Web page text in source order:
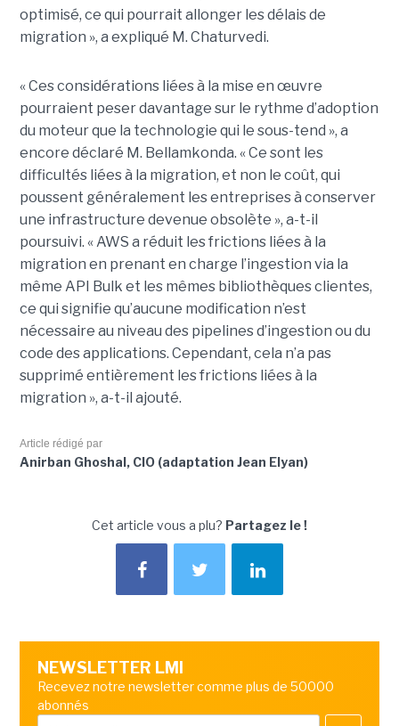
optimisé, ce qui pourrait allonger les délais de
migration », a expliqué M. Chaturvedi.
« Ces considérations liées à la mise en œuvre
pourraient peser davantage sur le rythme d’adoption
du moteur que la technologie qui le sous-tend », a
encore déclaré M. Bellamkonda. « Ce sont les
difficultés liées à la migration, et non le coût, qui
poussent généralement les entreprises à conserver
une infrastructure devenue obsolète », a-t-il
poursuivi. « AWS a réduit les frictions liées à la
migration en prenant en charge l’ingestion via la
même API Bulk et les mêmes bibliothèques clientes,
ce qui signifie qu’aucune modification n’est
nécessaire au niveau des pipelines d’ingestion ou du
code des applications. Cependant, cela n’a pas
supprimé entièrement les frictions liées à la
migration », a-t-il ajouté.
Article rédigé par
Anirban Ghoshal, CIO (adaptation Jean Elyan)
Cet article vous a plu? Partagez le !
NEWSLETTER LMI
Recevez notre newsletter comme plus de 50000
abonnés